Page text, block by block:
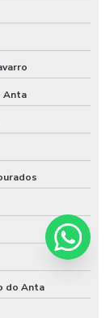
Anta
do Anta